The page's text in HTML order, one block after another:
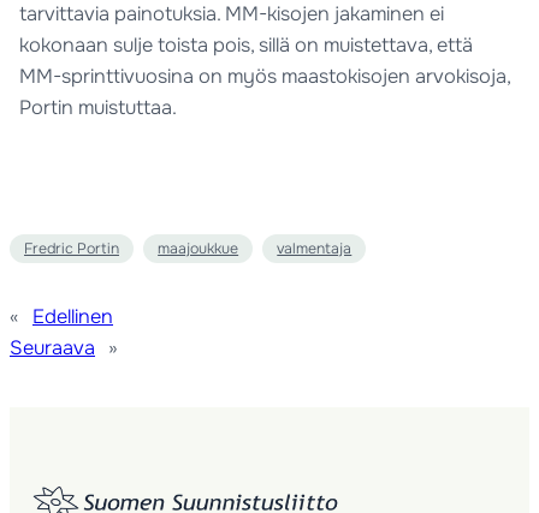
tarvittavia painotuksia. MM-kisojen jakaminen ei
kokonaan sulje toista pois, sillä on muistettava, että
MM-sprinttivuosina on myös maastokisojen arvokisoja,
Portin muistuttaa.
Fredric Portin maajoukkue valmentaja
«
Edellinen
Seuraava
»